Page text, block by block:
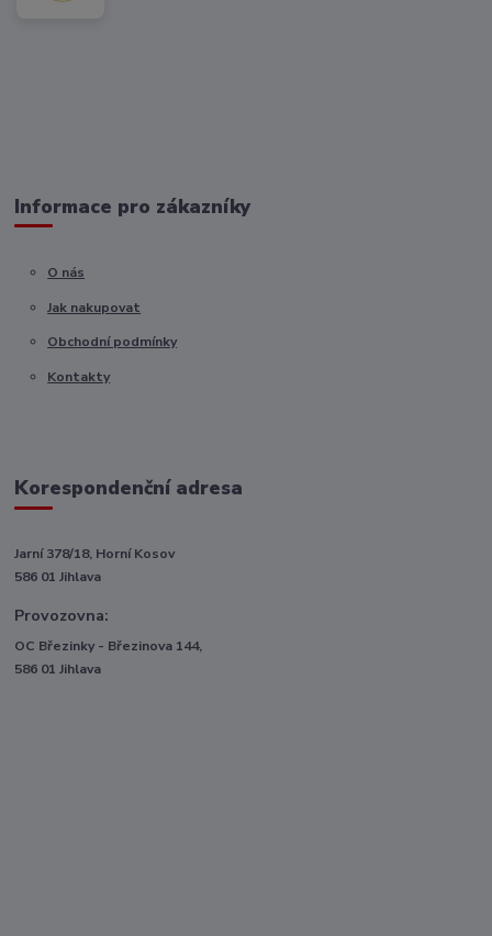
Informace pro zákazníky
O nás
Jak nakupovat
Obchodní podmínky
Kontakty
Korespondenční adresa
Jarní 378/18, Horní Kosov
586 01 Jihlava
Provozovna:
OC Březinky - Březinova 144,
586 01 Jihlava